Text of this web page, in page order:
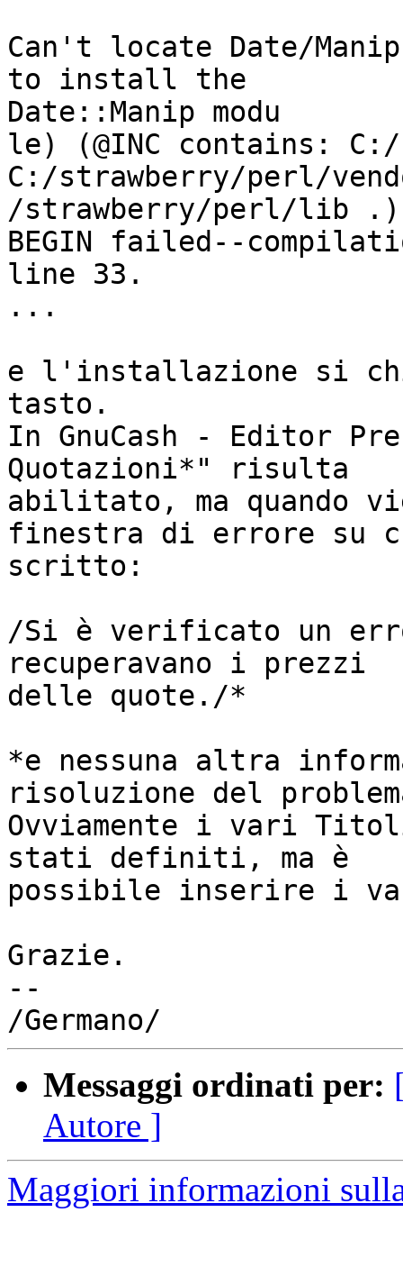
Can't locate Date/
to install the
Date::Manip modu
le) (@INC contains:
C:/strawberry/perl/
/strawberry/perl/lib
BEGIN failed--
line 33.
...
e l'installazione si
tasto.
In GnuCash - Editor
Quotazioni*" risulta
abilitato, ma quando
finestra di errore su
scritto:
/Si è verificato un
recuperavano i prezzi
delle quote./*
*e nessuna altra
risoluzione del
Ovviamente i vari
stati definiti, ma è
possibile inserire i
Grazie.
--
Messaggi ordinati per:
Autore ]
Maggiori informazioni